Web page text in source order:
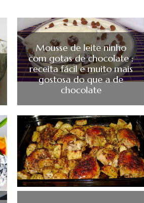
Mousse de leite ninho
com gotas de chocolate :
receita fácil e muito mais
gostosa do que a de
chocolate